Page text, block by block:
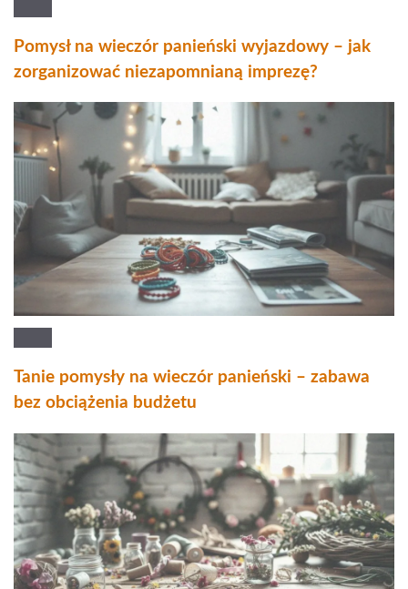
Pomysł na wieczór panieński wyjazdowy – jak
zorganizować niezapomnianą imprezę?
Tanie pomysły na wieczór panieński – zabawa
bez obciążenia budżetu